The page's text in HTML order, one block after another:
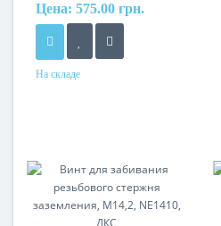
Цена: 575.00 грн.
На складе